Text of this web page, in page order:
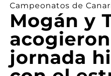
Campeonatos de
Mogán y
jornada